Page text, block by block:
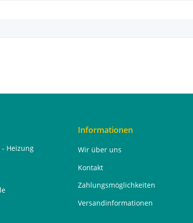
- Heizung
Informationen
Wir über uns
Kontakt
Zahlungsmöglichkeiten
Versandinformationen